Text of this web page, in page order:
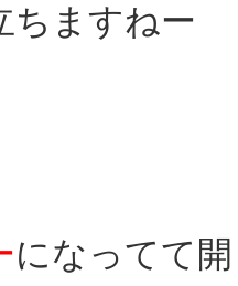
ちますねー
になってて